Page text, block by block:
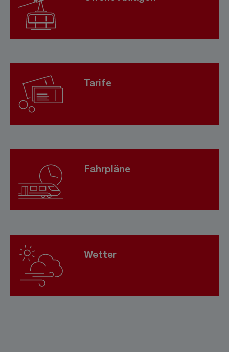
Tarife
Fahrpläne
Wetter